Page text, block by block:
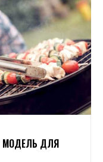
МОДЕЛЬ ДЛЯ